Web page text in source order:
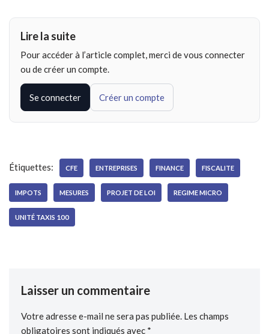
Lire la suite
Pour accéder à l’article complet, merci de vous connecter
ou de créer un compte.
Se connecter Créer un compte
Étiquettes: CFE ENTREPRISES FINANCE FISCALITE
IMPOTS MESURES PROJET DE LOI REGIME MICRO
UNITÉ TAXIS 100
Laisser un commentaire
Votre adresse e-mail ne sera pas publiée. Les champs
obligatoires sont indiqués avec *